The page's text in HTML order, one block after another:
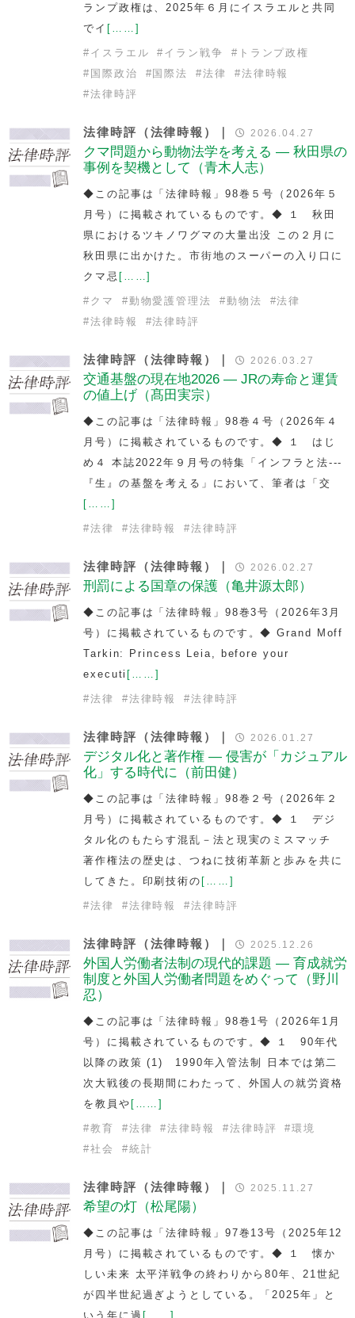
ランプ政権は、2025年６月にイスラエルと共同
でイ [……]
# イスラエル # イラン戦争 # トランプ政権
# 国際政治 #国際法 #法律 #法律時報
#法律時評
法律時評（法律時報）｜ 2026.04.27
クマ問題から動物法学を考える — 秋田県の
事例を契機として（青木人志）
◆この記事は「法律時報」98巻５号（2026年５
月号）に掲載されているものです。◆ １ 秋田
県におけるツキノワグマの大量出没 この２月に
秋田県に出かけた。市街地のスーパーの入り口に
クマ忌 [……]
# クマ #動物愛護管理法 #動物法 #法律
#法律時報 #法律時評
法律時評（法律時報）｜ 2026.03.27
交通基盤の現在地2026 — JRの寿命と運賃
の値上げ（髙田実宗）
◆この記事は「法律時報」98巻４号（2026年４
月号）に掲載されているものです。◆ １ はじ
め４ 本誌2022年９月号の特集「インフラと法---
『生』の基盤を考える」において、筆者は「交
[……]
#法律 #法律時報 #法律時評
法律時評（法律時報）｜ 2026.02.27
刑罰による国章の保護（亀井源太郎）
◆この記事は「法律時報」98巻3号（2026年3月
号）に掲載されているものです。◆ Grand Moff
Tarkin: Princess Leia, before your
executi [……]
#法律 #法律時報 #法律時評
法律時評（法律時報）｜ 2026.01.27
デジタル化と著作権 — 侵害が「カジュアル
化」する時代に（前田健）
◆この記事は「法律時報」98巻２号（2026年２
月号）に掲載されているものです。◆ １ デジ
タル化のもたらす混乱－法と現実のミスマッチ
著作権法の歴史は、つねに技術革新と歩みを共に
してきた。印刷技術の [……]
#法律 #法律時報 #法律時評
法律時評（法律時報）｜ 2025.12.26
外国人労働者法制の現代的課題 — 育成就労
制度と外国人労働者問題をめぐって（野川
忍）
◆この記事は「法律時報」98巻1号（2026年1月
号）に掲載されているものです。◆ １ 90年代
以降の政策 (1) 1990年入管法制 日本では第二
次大戦後の長期間にわたって、外国人の就労資格
を教員や [……]
#教育 #法律 #法律時報 #法律時評 #環境
#社会 #統計
法律時評（法律時報）｜ 2025.11.27
希望の灯（松尾陽）
◆この記事は「法律時報」97巻13号（2025年12
月号）に掲載されているものです。◆ １ 懐か
しい未来 太平洋戦争の終わりから80年、21世紀
が四半世紀過ぎようとしている。「2025年」と
いう年に過 [……]